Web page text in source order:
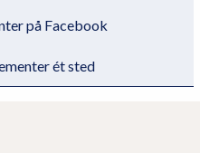
på Facebook
ét sted